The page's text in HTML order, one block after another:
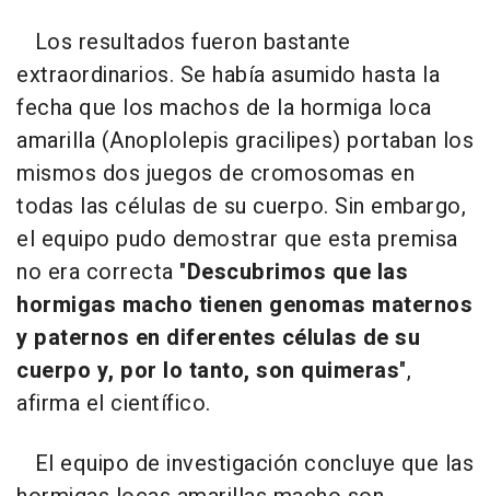
Los resultados fueron bastante
extraordinarios. Se había asumido hasta la
fecha que los machos de la hormiga loca
amarilla (Anoplolepis gracilipes) portaban los
mismos dos juegos de cromosomas en
todas las células de su cuerpo. Sin embargo,
el equipo pudo demostrar que esta premisa
no era correcta "Descubrimos que las
hormigas macho tienen genomas maternos
y paternos en diferentes células de su
cuerpo y, por lo tanto, son quimeras",
afirma el científico.
El equipo de investigación concluye que las